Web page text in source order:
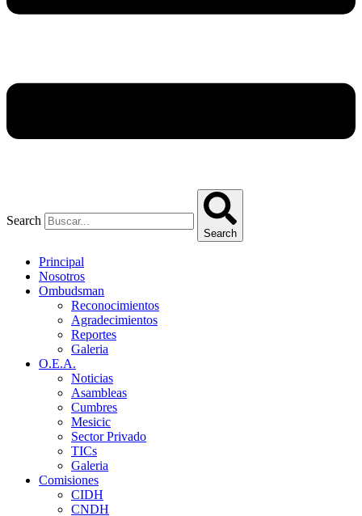
Search
Search
Principal
Nosotros
Ombudsman
Reconocimientos
Agradecimientos
Reportes
Galeria
O.E.A.
Noticias
Asambleas
Cumbres
Mesicic
Sector Privado
TICs
Galeria
Comisiones
CIDH
CNDH